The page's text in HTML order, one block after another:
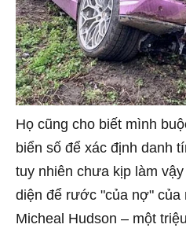
Họ cũng cho biết mình
biển số để xác định danh
tuy nhiên chưa kịp làm
diện để rước "của nợ" của
Micheal Hudson – một